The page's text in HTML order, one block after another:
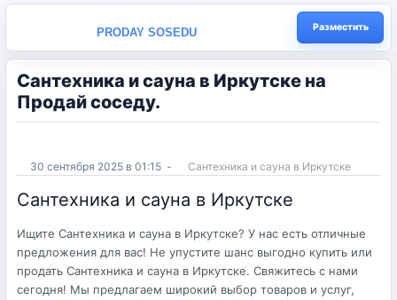
PRODAY SOSEDU Разместить
Сантехника и сауна в Иркутске на
Продай соседу.
30 сентября 2025 в 01:15 - Сантехника и сауна в Иркутске
Сантехника и сауна в Иркутске
Ищите Сантехника и сауна в Иркутске? У нас есть отличные
предложения для вас! Не упустите шанс выгодно купить или
продать Сантехника и сауна в Иркутске. Свяжитесь с нами
сегодня! Мы предлагаем широкий выбор товаров и услуг,